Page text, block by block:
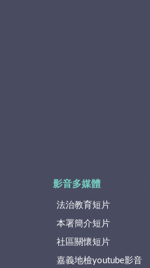
影音多媒體
法治教育短片
本署簡介短片
社區關懷短片
嘉義地檢youtube影音